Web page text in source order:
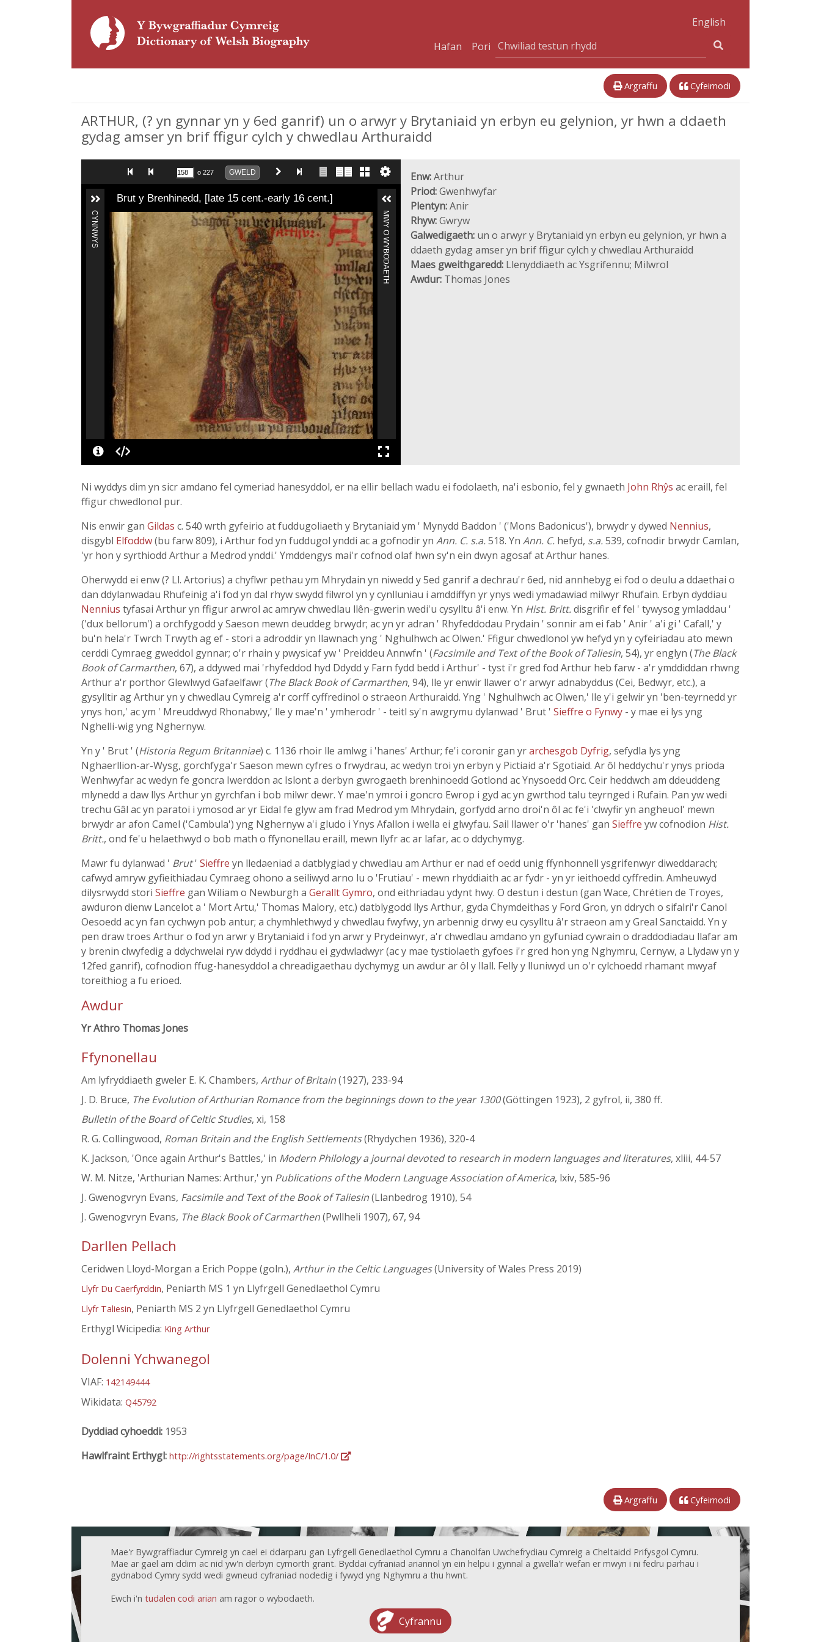
English
Hafan
Pori
Argraffu Cyfeirnodi
ARTHUR, (? yn gynnar yn y 6ed ganrif) un o arwyr y Brytaniaid yn erbyn eu gelynion, yr hwn a ddaeth
gydag amser yn brif ffigur cylch y chwedlau Arthuraidd
o 227 GWELD
Brut y Brenhinedd, [late 15 cent.-early 16 cent.]
CYNNWYS MWY O WYBODAETH
Enw:Arthur
Priod:Gwenhwyfar
Plentyn:Anir
Rhyw:Gwryw
Galwedigaeth: un o arwyr y Brytaniaid yn erbyn eu gelynion, yr hwn a
ddaeth gydag amser yn brif ffigur cylch y chwedlau Arthuraidd
Maes gweithgaredd: Llenyddiaeth ac Ysgrifennu; Milwrol
Awdur: Thomas Jones
Ni wyddys dim yn sicr amdano fel cymeriad hanesyddol, er na ellir bellach wadu ei fodolaeth, na'i esbonio, fel y gwnaeth John Rhŷs ac eraill, fel
ffigur chwedlonol pur.
Nis enwir gan Gildas c. 540 wrth gyfeirio at fuddugoliaeth y Brytaniaid ym ' Mynydd Baddon ' ('Mons Badonicus'), brwydr y dywed Nennius,
disgybl Elfoddw(bu farw 809), i Arthur fod yn fuddugol ynddi ac a gofnodir yn Ann. C. s.a.518. Yn Ann. C. hefyd, s.a.539, cofnodir brwydr Camlan,
'yr hon y syrthiodd Arthur a Medrod ynddi.' Ymddengys mai'r cofnod olaf hwn sy'n ein dwyn agosaf at Arthur hanes.
Oherwydd ei enw (? Ll. Artorius) a chyflwr pethau ym Mhrydain yn niwedd y 5ed ganrif a dechrau'r 6ed, nid annhebyg ei fod o deulu a ddaethai o
dan ddylanwadau Rhufeinig a'i fod yn dal rhyw swydd filwrol yn y cynlluniau i amddiffyn yr ynys wedi ymadawiad milwyr Rhufain. Erbyn dyddiau
Nennius tyfasai Arthur yn ffigur arwrol ac amryw chwedlau llên-gwerin wedi'u cysylltu â'i enw. Yn Hist. Britt.disgrifir ef fel ' tywysog ymladdau '
('dux bellorum') a orchfygodd y Saeson mewn deuddeg brwydr; ac yn yr adran ' Rhyfeddodau Prydain ' sonnir am ei fab ' Anir ' a'i gi ' Cafall,' y
bu'n hela'r Twrch Trwyth ag ef - stori a adroddir yn llawnach yng ' Nghulhwch ac Olwen.' Ffigur chwedlonol yw hefyd yn y cyfeiriadau ato mewn
cerddi Cymraeg gweddol gynnar; o'r rhain y pwysicaf yw ' Preiddeu Annwfn ' (Facsimile and Text of the Book of Taliesin, 54), yr englyn (The Black
Book of Carmarthen, 67), a ddywed mai 'rhyfeddod hyd Ddydd y Farn fydd bedd i Arthur' - tyst i'r gred fod Arthur heb farw - a'r ymddiddan rhwng
Arthur a'r porthor Glewlwyd Gafaelfawr (The Black Book of Carmarthen, 94), lle yr enwir llawer o'r arwyr adnabyddus (Cei, Bedwyr, etc.), a
gysylltir ag Arthur yn y chwedlau Cymreig a'r corff cyffredinol o straeon Arthuraidd. Yng ' Nghulhwch ac Olwen,' lle y'i gelwir yn 'ben-teyrnedd yr
ynys hon,' ac ym ' Mreuddwyd Rhonabwy,' lle y mae'n ' ymherodr ' - teitl sy'n awgrymu dylanwad ' Brut ' Sieffre o Fynwy - y mae ei lys yng
Nghelli-wig yng Nghernyw.
Yn y ' Brut ' (Historia Regum Britanniae) c. 1136 rhoir lle amlwg i 'hanes' Arthur; fe'i coronir gan yrarchesgob Dyfrig, sefydla lys yng
Nghaerllion-ar-Wysg, gorchfyga'r Saeson mewn cyfres o frwydrau, ac wedyn troi yn erbyn y Pictiaid a'r Sgotiaid. Ar ôl heddychu'r ynys prioda
Wenhwyfar ac wedyn fe goncra Iwerddon ac Islont a derbyn gwrogaeth brenhinoedd Gotlond ac Ynysoedd Orc. Ceir heddwch am ddeuddeng
mlynedd a daw llys Arthur yn gyrchfan i bob milwr dewr. Y mae'n ymroi i goncro Ewrop i gyd ac yn gwrthod talu teyrnged i Rufain. Pan yw wedi
trechu Gâl ac yn paratoi i ymosod ar yr Eidal fe glyw am frad Medrod ym Mhrydain, gorfydd arno droi'n ôl ac fe'i 'clwyfir yn angheuol' mewn
brwydr ar afon Camel ('Cambula') yng Nghernyw a'i gludo i Ynys Afallon i wella ei glwyfau. Sail llawer o'r 'hanes' gan Sieffre yw cofnodion Hist.
Britt., ond fe'u helaethwyd o bob math o ffynonellau eraill, mewn llyfr ac ar lafar, ac o ddychymyg.
Mawr fu dylanwad ' Brut' Sieffre yn lledaeniad a datblygiad y chwedlau am Arthur er nad ef oedd unig ffynhonnell ysgrifenwyr diweddarach;
cafwyd amryw gyfieithiadau Cymraeg ohono a seiliwyd arno lu o 'Frutiau' - mewn rhyddiaith ac ar fydr - yn yr ieithoedd cyffredin. Amheuwyd
dilysrwydd stori Sieffre gan Wiliam o Newburgh a Gerallt Gymro, ond eithriadau ydynt hwy. O destun i destun (gan Wace, Chrétien de Troyes,
awduron dienw Lancelot a ' Mort Artu,' Thomas Malory, etc.) datblygodd llys Arthur, gyda Chymdeithas y Ford Gron, yn ddrych o sifalri'r Canol
Oesoedd ac yn fan cychwyn pob antur; a chymhlethwyd y chwedlau fwyfwy, yn arbennig drwy eu cysylltu â'r straeon am y Greal Sanctaidd. Yn y
pen draw troes Arthur o fod yn arwr y Brytaniaid i fod yn arwr y Prydeinwyr, a'r chwedlau amdano yn gyfuniad cywrain o draddodiadau llafar am
y brenin clwyfedig a ddychwelai ryw ddydd i ryddhau ei gydwladwyr (ac y mae tystiolaeth gyfoes i'r gred hon yng Nghymru, Cernyw, a Llydaw yn y
12fed ganrif), cofnodion ffug-hanesyddol a chreadigaethau dychymyg un awdur ar ôl y llall. Felly y lluniwyd un o'r cylchoedd rhamant mwyaf
toreithiog a fu erioed.
Awdur
Yr Athro Thomas Jones
Ffynonellau
Am lyfryddiaeth gweler E. K. Chambers, Arthur of Britain(1927), 233-94
J. D. Bruce, The Evolution of Arthurian Romance from the beginnings down to the year 1300(Göttingen 1923), 2 gyfrol, ii, 380 ff.
Bulletin of the Board of Celtic Studies, xi, 158
R. G. Collingwood, Roman Britain and the English Settlements(Rhydychen 1936), 320-4
K. Jackson, 'Once again Arthur's Battles,' in Modern Philology a journal devoted to research in modern languages and literatures, xliii, 44-57
W. M. Nitze, 'Arthurian Names: Arthur,' yn Publications of the Modern Language Association of America, lxiv, 585-96
J. Gwenogvryn Evans, Facsimile and Text of the Book of Taliesin(Llanbedrog 1910), 54
J. Gwenogvryn Evans, The Black Book of Carmarthen(Pwllheli 1907), 67, 94
Darllen Pellach
Ceridwen Lloyd-Morgan a Erich Poppe (goln.), Arthur in the Celtic Languages(University of Wales Press 2019)
Llyfr Du Caerfyrddin, Peniarth MS 1 yn Llyfrgell Genedlaethol Cymru
Llyfr Taliesin, Peniarth MS 2 yn Llyfrgell Genedlaethol Cymru
Erthygl Wicipedia: King Arthur
Dolenni Ychwanegol
VIAF: 142149444
Wikidata: Q45792
Dyddiad cyhoeddi: 1953
Hawlfraint Erthygl: http://rightsstatements.org/page/InC/1.0/
Argraffu Cyfeirnodi
Mae'r Bywgraffiadur Cymreig yn cael ei ddarparu gan Lyfrgell Genedlaethol Cymru a Chanolfan Uwchefrydiau Cymreig a Cheltaidd Prifysgol Cymru.
Mae ar gael am ddim ac nid yw'n derbyn cymorth grant. Byddai cyfraniad ariannol yn ein helpu i gynnal a gwella'r wefan er mwyn i ni fedru parhau i
gydnabod Cymry sydd wedi gwneud cyfraniad nodedig i fywyd yng Nghymru a thu hwnt.
Ewch i'n tudalen codi arian am ragor o wybodaeth.
Cyfrannu